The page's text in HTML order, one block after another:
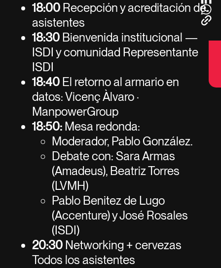
18:00 Recepción y acreditación de
asistentes
18:30 Bienvenida institucional —
ISDI y comunidad Representante
ISDI
18:40 El retorno al armario en
datos: Vicenç Àlvaro ·
ManpowerGroup
18:50: Mesa redonda:
Moderador, Pablo González.
Debate con: Sara Armas
(Amadeus), Beatriz Torres
(LVMH)
Pablo Benitez de Lugo
(Accenture) y José Rosales
(ISDI)
20:30 Networking + cervezas
Todos los asistentes